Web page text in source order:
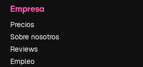
Empresa
Precios
Sobre nosotros
Reviews
Empleo